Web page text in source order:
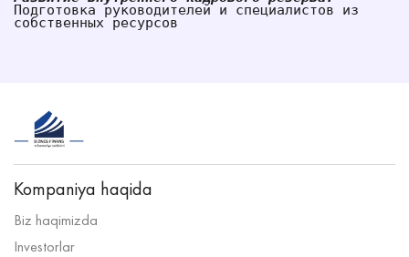
Подготовка руководителей и специалистов из
собственных ресурсов
Kompaniya haqida
Biz haqimizda
Investorlar